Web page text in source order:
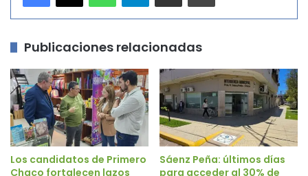
Publicaciones relacionadas
Los candidatos de Primero
Chaco fortalecen lazos
Sáenz Peña: últimos días
para acceder al 30% de